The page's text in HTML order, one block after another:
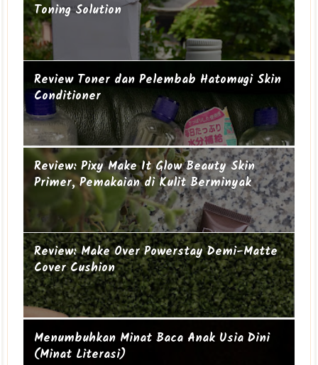
Toning Solution
Review Toner dan Pelembab Hatomugi Skin
Conditioner
Suami-suami Jauh dari Istri
Cucu ke-19
Review: Pixy Make It Glow Beauty Skin
Primer, Pemakaian di Kulit Berminyak
Review: Make Over Powerstay Demi-Matte
Cover Cushion
Mengapa perempuan itu sering geer?
Ibu Introvert
Menumbuhkan Minat Baca Anak Usia Dini
(Minat Literasi)